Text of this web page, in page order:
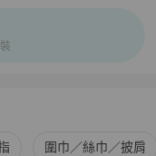
級）判斷商品的保存狀
，請買家務必將商品照
與判斷。
。
細節和商品情報說明文
圍巾／絲巾／披肩